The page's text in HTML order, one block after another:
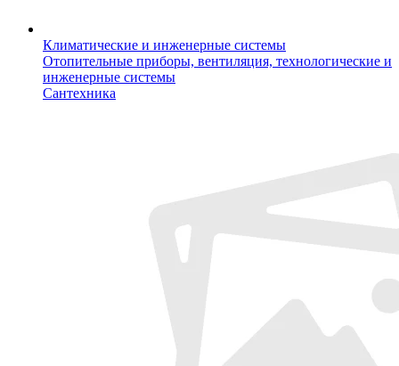
Климатические и инженерные системы
Отопительные приборы, вентиляция, технологические и
инженерные системы
Сантехника